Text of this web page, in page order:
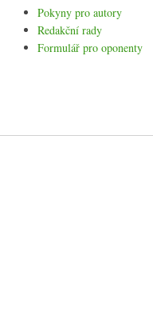
Pokyny pro autory
Redakční rady
Formulář pro oponenty